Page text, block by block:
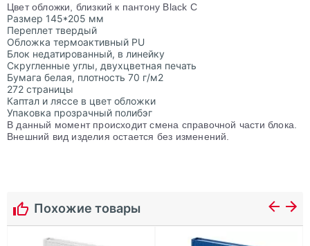
Цвет обложки, близкий к пантону Black C
Размер 145*205 мм
Переплет твердый
Обложка термоактивный PU
Блок недатированный, в линейку
Скругленные углы, двухцветная печать
Бумага белая, плотность 70 г/м2
272 страницы
Каптал и ляссе в цвет обложки
Упаковка прозрачный полибэг
В данный момент происходит смена справочной части блока.
Внешний вид изделия остается без изменений.
Похожие товары